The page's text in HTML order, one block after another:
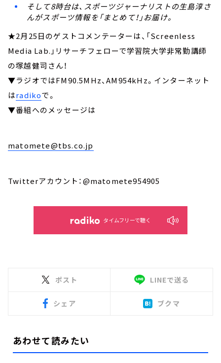
そして8時台は、スポーツジャーナリストの生島淳さ
んがスポーツ情報を「まとめて！」お届け。
★2月25日のゲストコメンテーターは、「Screenless
Media Lab.」リサーチフェローで学習院大学非常勤講師
の塚越健司さん！
▼ラジオではFM90.5MHz、AM954kHz。インターネット
はradikoで。
▼番組へのメッセージは
matomete@tbs.co.jp
Twitterアカウント：@matomete954905
タイムフリーで聴く
ポスト LINEで送る
シェア ブクマ
あわせて読みたい